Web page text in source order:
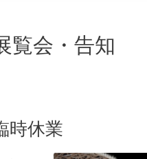
覧会・告知
時休業